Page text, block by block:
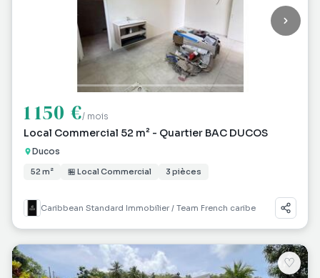
1 150 €/ mois
Local Commercial 52 m² - Quartier BAC DUCOS
Ducos
52 m² 🏪 Local Commercial 3 pièces
Caribbean Standard Immobilier / Team French caribe
♡